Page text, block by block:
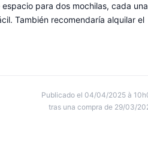
para dos mochilas, cada una
También recomendaría alquilar el
Publicado el 04/04/2025 à
tras una compra de 29/03/